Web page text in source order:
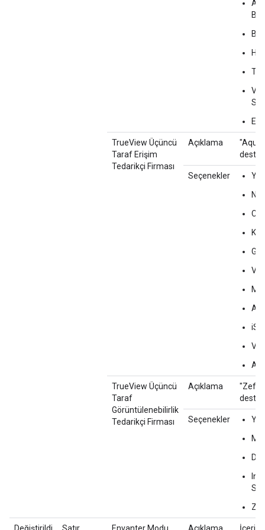
Ev
TrueView Üçüncü
Taraf Erişim
Tedarikçi Firması
Açıklama
Seçenekler
Yok
TrueView Üçüncü
Taraf
Görüntülenebilirlik
Tedarikçi Firması
Açıklama
"Zefr"
Seçenekler
Yok